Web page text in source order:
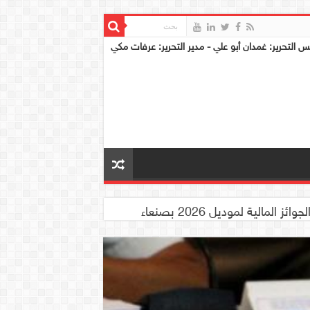
التحرير: غمدان أبو علي - مدير التحرير: عرفات مكي